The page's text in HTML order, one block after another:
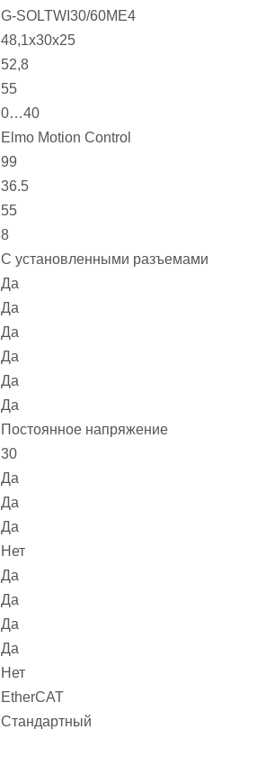
G-SOLTWI30/60ME4
48,1х30х25
52,8
55
0…40
Elmo Motion Control
99
36.5
55
8
С установленными разъемами
Да
Да
Да
Да
Да
Да
Постоянное напряжение
30
Да
Да
Да
Нет
Да
Да
Да
Да
Нет
EtherCAT
Стандартный